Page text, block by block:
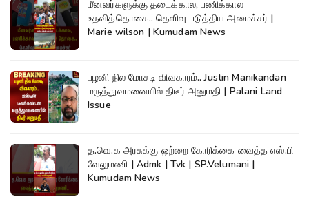
மீனவர்களுக்கு தடைக்கால, பணிக்கால
உதவித்தொகை.. தெளிவு படுத்திய அமைச்சர் |
Marie wilson | Kumudam News
பழனி நில மோசடி விவகாரம்.. Justin Manikandan
மருத்துவமனையில் திடீர் அனுமதி | Palani Land
Issue
த.வெ.க அரசுக்கு ஒற்றை கோரிக்கை வைத்த எஸ்.பி
வேலுமணி | Admk | Tvk | SP.Velumani |
Kumudam News